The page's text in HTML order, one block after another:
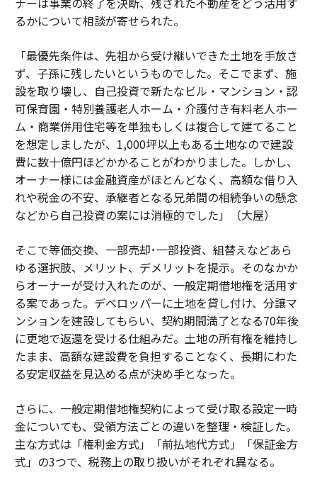
るかについて相談が寄せられた。
「最優先条件は、先祖から受け継いできた土地を手放さ
ず、子孫に残したいというものでした。そこでまず、施
設を取り壊し、自己投資で新たなビル・マンション・認
可保育園・特別養護老人ホーム・介護付き有料老人ホー
ム・商業併用住宅等を単独もしくは複合して建てること
を想定しましたが、1,000坪以上もある土地なので建設
費に数十億円ほどかかることがわかりました。しかし、
オーナー様には金融資産がほとんどなく、高額な借り入
れや税金の不安、承継者となる兄弟間の相続争いの懸念
などから自己投資の案には消極的でした」（大屋）
そこで等価交換、一部売却･一部投資、組替えなどあら
ゆる選択肢、メリット、デメリットを提示。そのなかか
らオーナーが受け入れたのが、一般定期借地権を活用す
る案であった。デベロッパーに土地を貸し付け、分譲マ
ンションを建設してもらい、契約期間満了となる70年後
に更地で返還を受ける仕組みだ。土地の所有権を維持し
たまま、高額な建設費を負担することなく、長期にわた
る安定収益を見込める点が決め手となった。
さらに、一般定期借地権契約によって受け取る設定一時
金についても、受領方法ごとの違いを整理・検証した。
主な方式は「権利金方式」「前払地代方式」「保証金方
式」の3つで、税務上の取り扱いがそれぞれ異なる。